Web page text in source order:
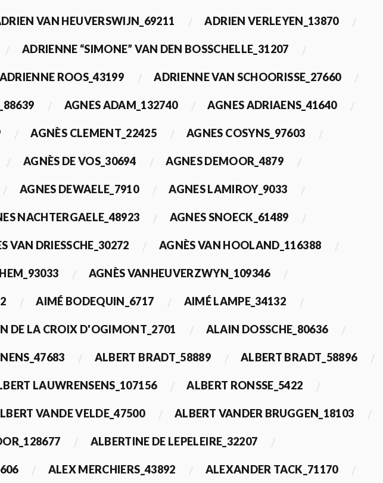
VAN HEUVERSWIJN_69211 ADRIEN VERLEYEN_13870
ADRIENNE “SIMONE” VAN DEN BOSSCHELLE_31207
ADRIENNE ROOS_43199 ADRIENNE VAN SCHOORISSE_27660
AGNES ADAM_132740 AGNES ADRIAENS_41640
AGNÈS CLEMENT_22425 AGNES COSYNS_97603
AGNÈS DE VOS_30694 AGNES DEMOOR_4879
AGNES DEWAELE_7910 AGNES LAMIROY_9033
NACHTERGAELE_48923 AGNES SNOECK_61489
VAN DRIESSCHE_30272 AGNÈS VAN HOOLAND_116388
AGNÈS VANHEUVERZWYN_109346
AIMÉ BODEQUIN_6717 AIMÉ LAMPE_34132
DE LA CROIX D'OGIMONT_2701 ALAIN DOSSCHE_80636
ALBERT BRADT_58889 ALBERT BRADT_58896
LAUWRENSENS_107156 ALBERT RONSSE_5422
VANDE VELDE_47500 ALBERT VANDER BRUGGEN_18103
ALBERTINE DE LEPELEIRE_32207
ALEX MERCHIERS_43892 ALEXANDER TACK_71170